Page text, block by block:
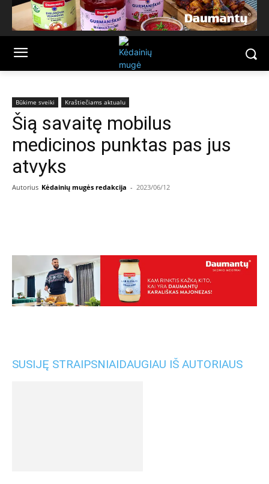
Būkime sveiki Kraštiečiams aktualu
Šią savaitę mobilus
medicinos punktas pas jus
atvyks
Autorius Kėdainių mugės redakcija - 2023/06/12
SUSIJĘ STRAIPSNIAIDAUGIAU IŠ AUTORIAUS